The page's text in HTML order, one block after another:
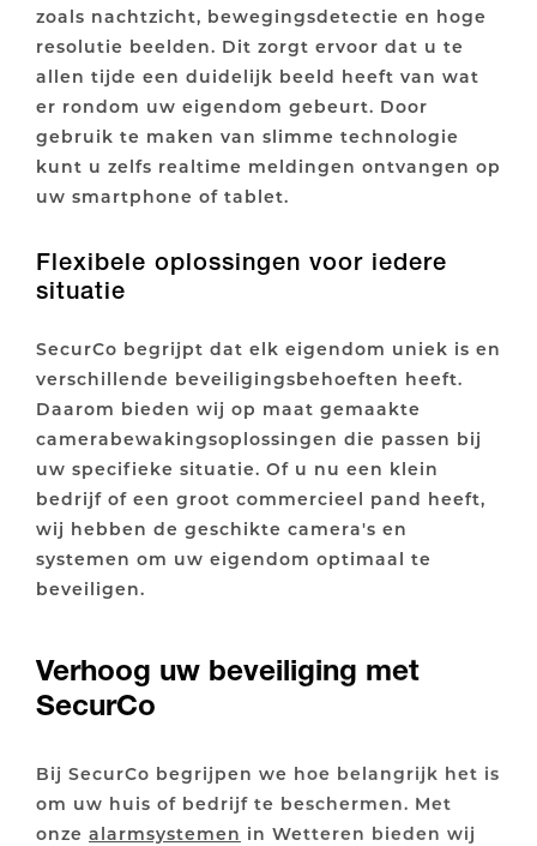
zoals nachtzicht, bewegingsdetectie en hoge
resolutie beelden. Dit zorgt ervoor dat u te
allen tijde een duidelijk beeld heeft van wat
er rondom uw eigendom gebeurt. Door
gebruik te maken van slimme technologie
kunt u zelfs realtime meldingen ontvangen op
uw smartphone of tablet.
Flexibele oplossingen voor iedere
situatie
SecurCo begrijpt dat elk eigendom uniek is en
verschillende beveiligingsbehoeften heeft.
Daarom bieden wij op maat gemaakte
camerabewakingsoplossingen die passen bij
uw specifieke situatie. Of u nu een klein
bedrijf of een groot commercieel pand heeft,
wij hebben de geschikte camera's en
systemen om uw eigendom optimaal te
beveiligen.
Verhoog uw beveiliging met
SecurCo
Bij SecurCo begrijpen we hoe belangrijk het is
om uw huis of bedrijf te beschermen. Met
onze alarmsystemen in Wetteren bieden wij